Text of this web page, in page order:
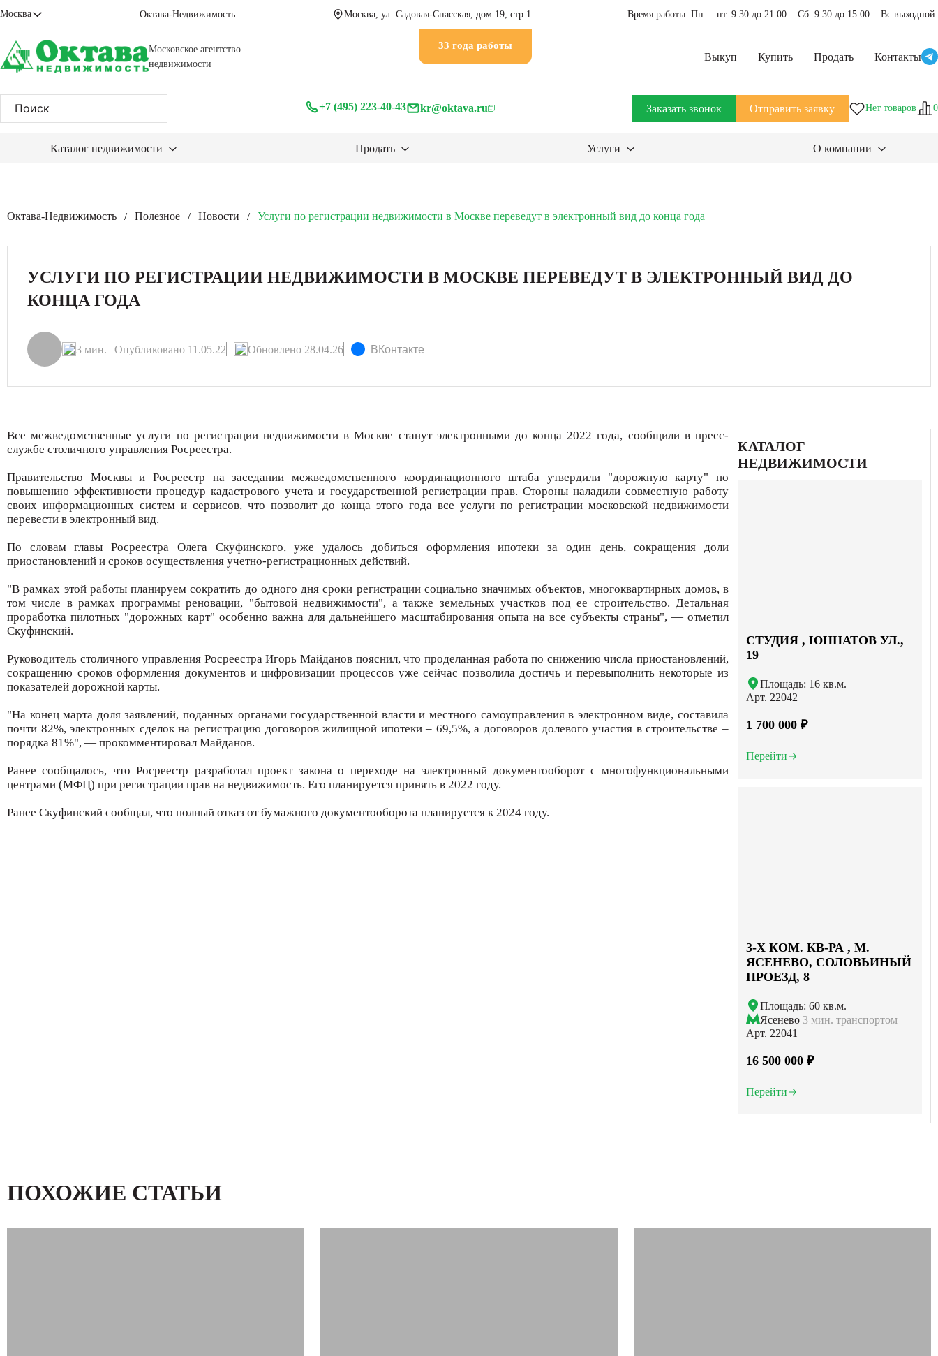
Москва Октава-Недвижимость Москва, ул. Садовая-Спасская, дом 19, стр.1 Время работы: Пн. – пт. 9:30 до 21:00 Сб. 9:30 до 15:00 Вс.выходной.
Московское агентство
недвижимости
33 годa работы
Выкуп Купить Продать Контакты
+7 (495) 223-40-43 kr@oktava.ru Заказать звонок Отправить заявку Нет товаров 0
Каталог недвижимости Продать Услуги О компании
Октава-Недвижимость / Полезное / Новости / Услуги по регистрации недвижимости в Москве переведут в электронный вид до конца года
УСЛУГИ ПО РЕГИСТРАЦИИ НЕДВИЖИМОСТИ В МОСКВЕ ПЕРЕВЕДУТ В ЭЛЕКТРОННЫЙ ВИД ДО
КОНЦА ГОДА
3 мин. Опубликовано 11.05.22 Обновлено 28.04.26 ВКонтакте
Все межведомственные услуги по регистрации недвижимости в Москве станут электронными до конца 2022 года, сообщили в пресс-
службе столичного управления Росреестра.
Правительство Москвы и Росреестр на заседании межведомственного координационного штаба утвердили "дорожную карту" по
повышению эффективности процедур кадастрового учета и государственной регистрации прав. Стороны наладили совместную работу
своих информационных систем и сервисов, что позволит до конца этого года все услуги по регистрации московской недвижимости
перевести в электронный вид.
По словам главы Росреестра Олега Скуфинского, уже удалось добиться оформления ипотеки за один день, сокращения доли
приостановлений и сроков осуществления учетно-регистрационных действий.
"В рамках этой работы планируем сократить до одного дня сроки регистрации социально значимых объектов, многоквартирных домов, в
том числе в рамках программы реновации, "бытовой недвижимости", а также земельных участков под ее строительство. Детальная
проработка пилотных "дорожных карт" особенно важна для дальнейшего масштабирования опыта на все субъекты страны", — отметил
Скуфинский.
Руководитель столичного управления Росреестра Игорь Майданов пояснил, что проделанная работа по снижению числа приостановлений,
сокращению сроков оформления документов и цифровизации процессов уже сейчас позволила достичь и перевыполнить некоторые из
показателей дорожной карты.
"На конец марта доля заявлений, поданных органами государственной власти и местного самоуправления в электронном виде, составила
почти 82%, электронных сделок на регистрацию договоров жилищной ипотеки – 69,5%, а договоров долевого участия в строительстве –
порядка 81%", — прокомментировал Майданов.
Ранее сообщалось, что Росреестр разработал проект закона о переходе на электронный документооборот с многофункциональными
центрами (МФЦ) при регистрации прав на недвижимость. Его планируется принять в 2022 году.
Ранее Скуфинский сообщал, что полный отказ от бумажного документооборота планируется к 2024 году.
КАТАЛОГ
НЕДВИЖИМОСТИ
СТУДИЯ , ЮННАТОВ УЛ.,
19
Площадь: 16 кв.м.
Арт. 22042
1 700 000 ₽
Перейти
3-X КОМ. КВ-РА , М.
ЯСЕНЕВО, СОЛОВЬИНЫЙ
ПРОЕЗД, 8
Площадь: 60 кв.м.
Ясенево 3 мин. транспортом
Арт. 22041
16 500 000 ₽
Перейти
ПОХОЖИЕ СТАТЬИ